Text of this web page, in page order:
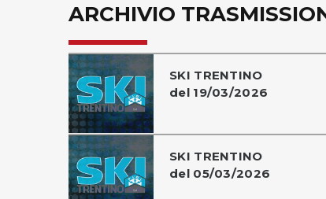
ARCHIVIO
SKI TRENTINO
del 19/03/2026
SKI TRENTINO
del 05/03/2026